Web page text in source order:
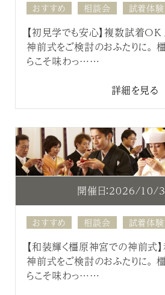
おすすめ 相談会 試着体験
【初見学でも安心】複数試着
神前式をご検討のおふたりに。
らこそ味わっ……
詳細を見る
開催日：2026/10/
おすすめ 相談会 試着体験
【和装輝く橿原神宮での神前
神前式をご検討のおふたりに。
らこそ味わっ……